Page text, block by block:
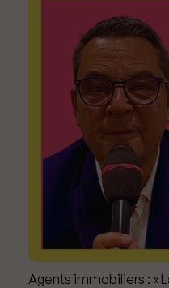
Agents immobiliers : «